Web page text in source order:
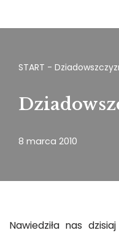
treści
START -
8 marca 2010
Nawiedziła nas